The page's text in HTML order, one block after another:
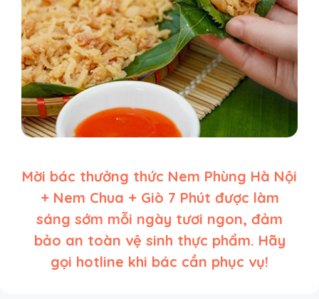
Mời bác thưởng thức Nem Phùng Hà Nội
+ Nem Chua + Giò 7 Phút được làm
sáng sớm mỗi ngày tươi ngon, đảm
bảo an toàn vệ sinh thực phẩm. Hãy
gọi hotline khi bác cần phục vụ!